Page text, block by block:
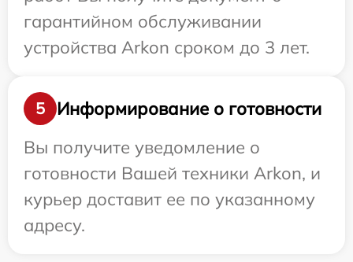
гарантийном обслуживании
устройства Arkon сроком до 3 лет.
5
Информирование о готовности
Вы получите уведомление о
готовности Вашей техники Arkon, и
курьер доставит ее по указанному
адресу.